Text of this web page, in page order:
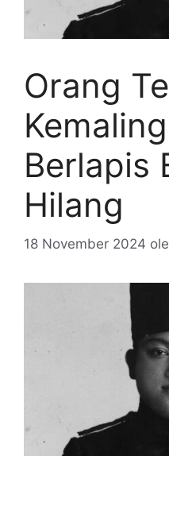
Orang
Berlapis
Hilang
18 November 2024